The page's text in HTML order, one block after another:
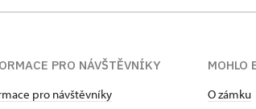
PRO NÁVŠTĚVNÍKY
pro návštěvníky
MOHLO
O zámku